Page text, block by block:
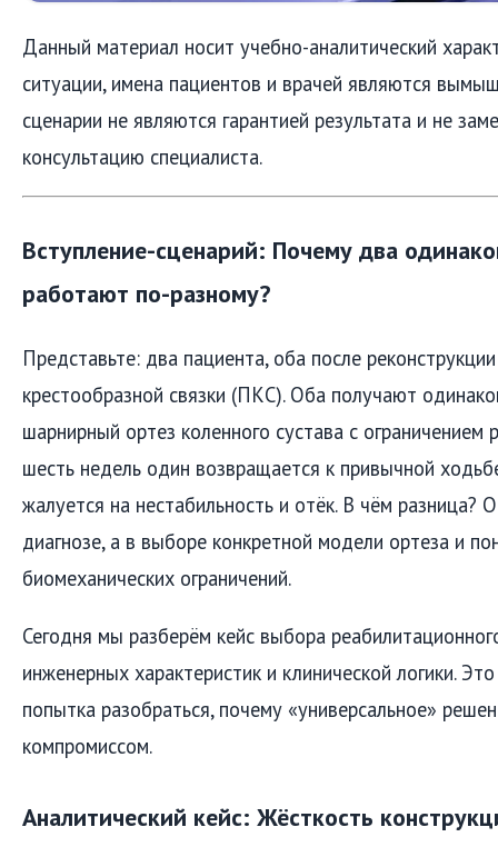
Данный материал носит учебно-аналитический
ситуации, имена пациентов и врачей являются
сценарии не являются гарантией результата и не
консультацию специалиста.
Вступление-сценарий: Почему два
работают по-разному?
Представьте: два пациента, оба после
крестообразной связки (ПКС). Оба получают
шарнирный ортез коленного сустава с ограничением
шесть недель один возвращается к привычной
жалуется на нестабильность и отёк. В чём разница?
диагнозе, а в выборе конкретной модели ортеза и
биомеханических ограничений.
Сегодня мы разберём кейс выбора
инженерных характеристик и клинической логики.
попытка разобраться, почему «универсальное»
компромиссом.
Аналитический кейс: Жёсткость